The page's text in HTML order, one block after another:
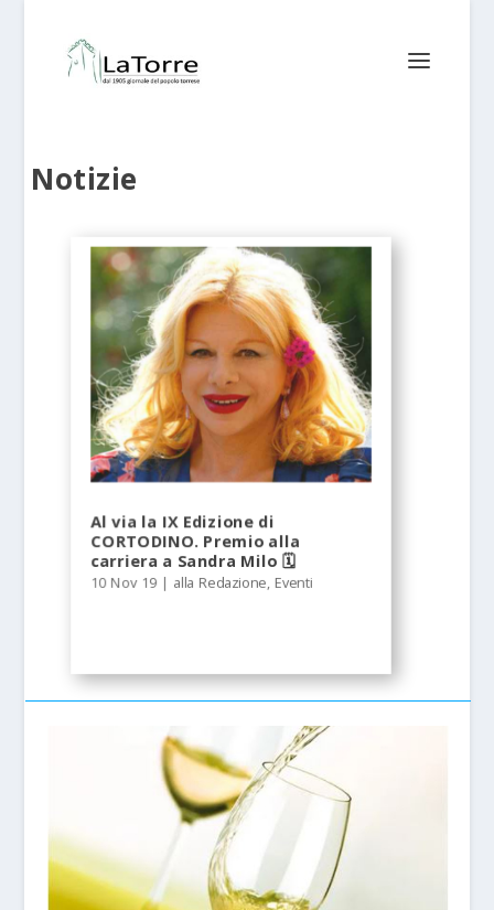
Notizie
Al via la IX Edizione di
CORTODINO. Premio alla
carriera a Sandra Milo 🗓
10 Nov 19 | alla Redazione ,Eventi